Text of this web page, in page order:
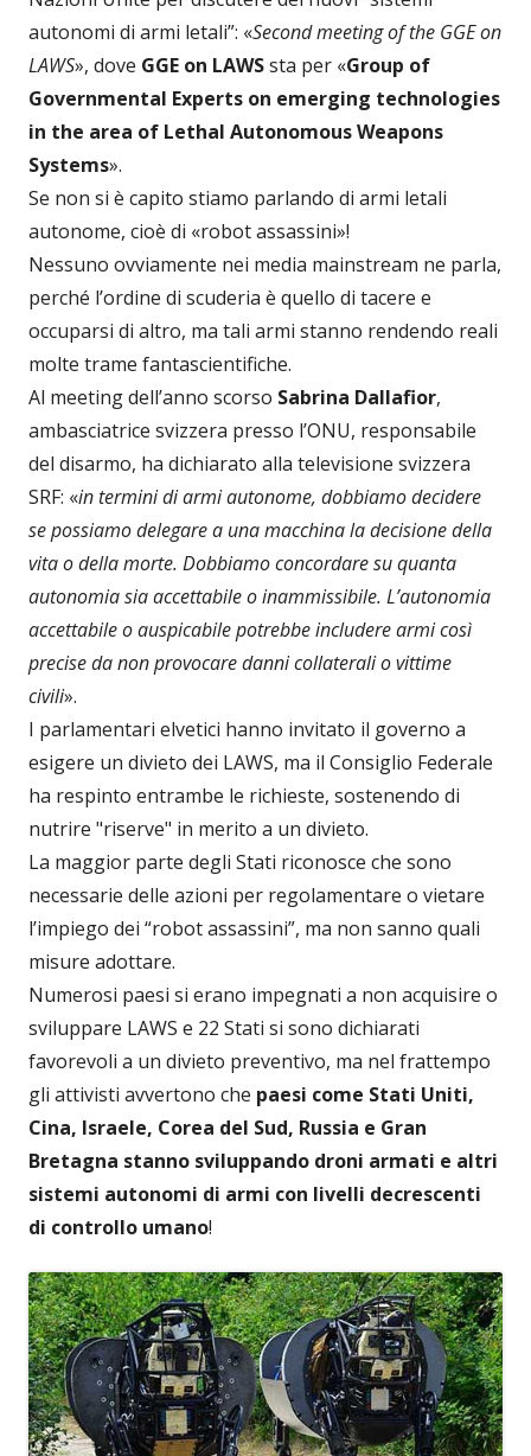
autonomi di armi letali”: «Second meeting of the GGE on
LAWS», dove GGE on LAWSsta per «Group of
Governmental Experts on emerging technologies
in the area of Lethal Autonomous Weapons
Systems».
Se non si è capito stiamo parlando di armi letali
autonome, cioè di «robot assassini»!
Nessuno ovviamente nei media mainstream ne parla,
perché l’ordine di scuderia è quello di tacere e
occuparsi di altro, ma tali armi stanno rendendo reali
molte trame fantascientifiche.
Al meeting dell’anno scorso Sabrina Dallafior,
ambasciatrice svizzera presso l’ONU, responsabile
del disarmo, ha dichiarato alla televisione svizzera
SRF: «in termini di armi autonome, dobbiamo decidere
se possiamo delegare a una macchina la decisione della
vita o della morte. Dobbiamo concordare su quanta
autonomia sia accettabile o inammissibile. L’autonomia
accettabile o auspicabile potrebbe includere armi così
precise da non provocare danni collaterali o vittime
civili».
I parlamentari elvetici hanno invitato il governo a
esigere un divieto dei LAWS, ma il Consiglio Federale
ha respinto entrambe le richieste, sostenendo di
nutrire "riserve" in merito a un divieto.
La maggior parte degli Stati riconosce che sono
necessarie delle azioni per regolamentare o vietare
l’impiego dei “robot assassini”, ma non sanno quali
misure adottare.
Numerosi paesi si erano impegnati a non acquisire o
sviluppare LAWS e 22 Stati si sono dichiarati
favorevoli a un divieto preventivo, ma nel frattempo
gli attivisti avvertono che paesi come Stati Uniti,
Cina, Israele, Corea del Sud, Russia e Gran
Bretagna stanno sviluppando droni armati e altri
sistemi autonomi di armi con livelli decrescenti
di controllo umano!